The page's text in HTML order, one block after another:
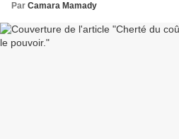
Par Camara Mamady